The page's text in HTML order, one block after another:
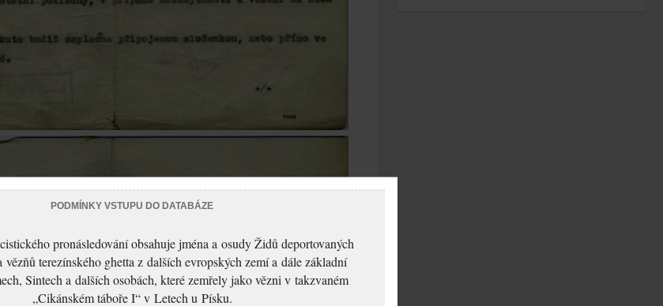
PODMÍNKY VSTUPU DO DATABÁZE
pronásledování obsahuje jména a osudy Židů deportovaných
vězňů terezínského ghetta z dalších evropských zemí a dále základní
Sintech a dalších osobách, které zemřely jako vězni v takzvaném
„Cikánském táboře I“ v Letech u Písku.